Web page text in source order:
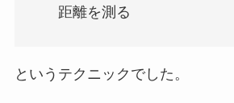
距離を測る
というテクニックでした。